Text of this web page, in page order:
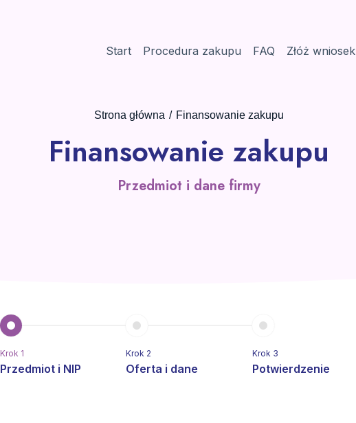
Start Procedura zakupu FAQ Złóż wniosek
Strona główna Finansowanie zakupu
Finansowanie zakupu
Przedmiot i dane firmy
Krok 1
Przedmiot i NIP
Krok 2
Oferta i dane
Krok 3
Potwierdzenie